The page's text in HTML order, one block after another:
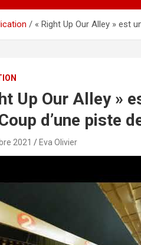
« Right Up Our Alley » est
Up Our Alley »
d’une piste
2021 Eva Olivier